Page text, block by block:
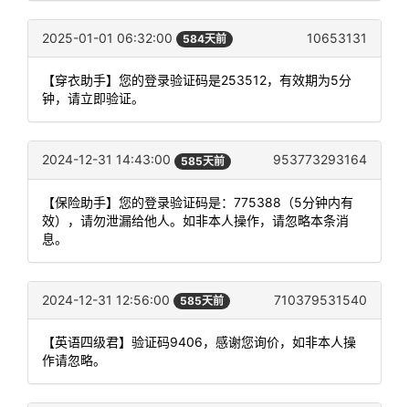
2025-01-01 06:32:00 584天前 10653131
【穿衣助手】您的登录验证码是253512，有效期为5分
钟，请立即验证。
2024-12-31 14:43:00 585天前 953773293164
【保险助手】您的登录验证码是：775388（5分钟内有
效），请勿泄漏给他人。如非本人操作，请忽略本条消
息。
2024-12-31 12:56:00 585天前 710379531540
【英语四级君】验证码9406，感谢您询价，如非本人操
作请忽略。